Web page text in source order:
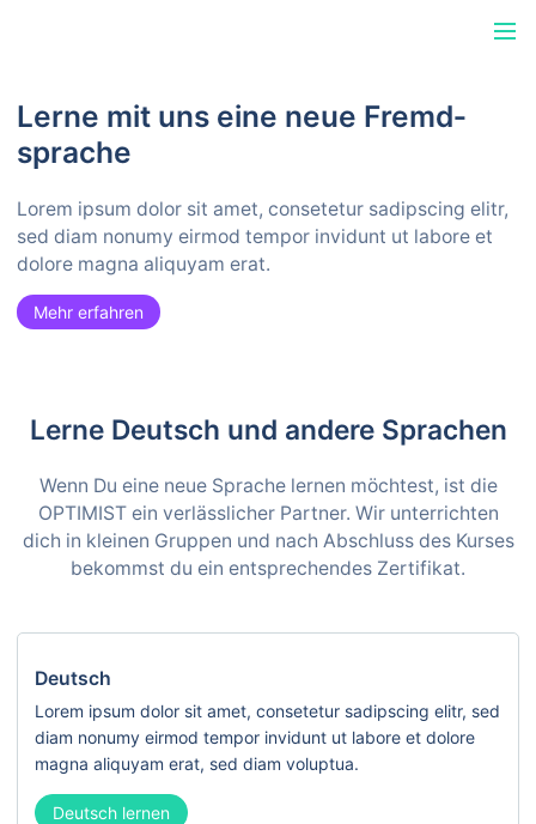
Menü
Lerne mit uns eine neue Fremd­
sprache
Lorem ipsum dolor sit amet, consetetur sadipscing elitr,
sed diam nonumy eirmod tempor invidunt ut labore et
dolore magna aliquyam erat.
Mehr erfahren
Lerne Deutsch und andere Sprachen
Wenn Du eine neue Sprache lernen möchtest, ist die
OPTIMIST ein verlässlicher Partner. Wir unterrichten
dich in kleinen Gruppen und nach Abschluss des Kurses
bekommst du ein entsprechendes Zertifikat.
Deutsch
Lorem ipsum dolor sit amet, consetetur sadipscing elitr, sed
diam nonumy eirmod tempor invidunt ut labore et dolore
magna aliquyam erat, sed diam voluptua.
Deutsch lernen